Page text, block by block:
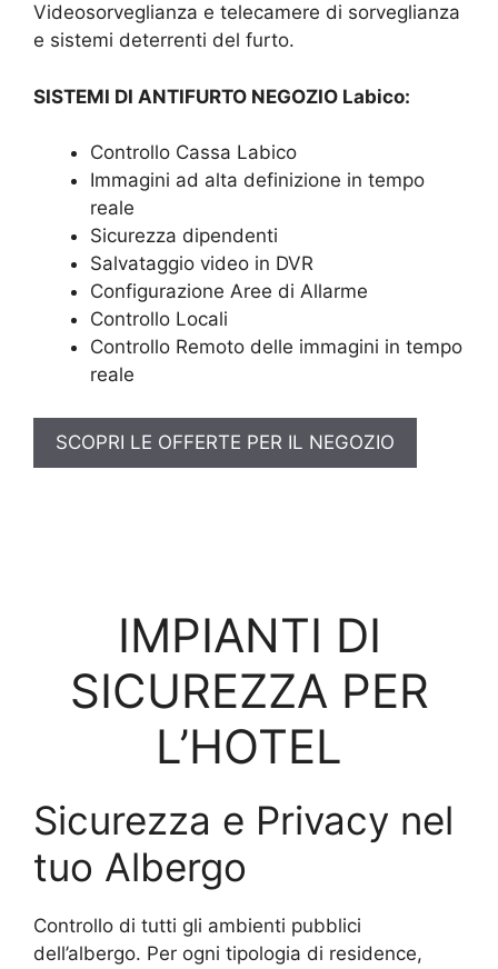
Videosorveglianza e telecamere di sorveglianza
e sistemi deterrenti del furto.
SISTEMI DI ANTIFURTO NEGOZIO Labico:
Controllo Cassa Labico
Immagini ad alta definizione in tempo
reale
Sicurezza dipendenti
Salvataggio video in DVR
Configurazione Aree di Allarme
Controllo Locali
Controllo Remoto delle immagini in tempo
reale
SCOPRI LE OFFERTE PER IL NEGOZIO
IMPIANTI DI
SICUREZZA PER
L’HOTEL
Sicurezza e Privacy nel
tuo Albergo
Controllo di tutti gli ambienti pubblici
dell’albergo. Per ogni tipologia di residence,